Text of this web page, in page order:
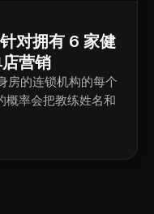
对拥有 6 家健
营销
房的连锁机构的每个
概率会把教练姓名和